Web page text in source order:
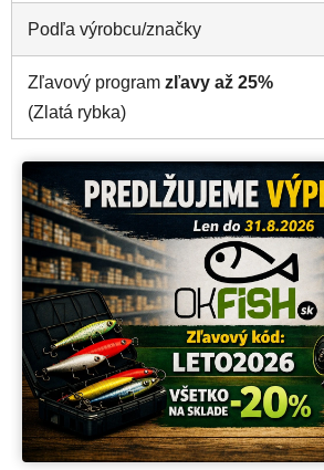
Podľa výrobcu/značky
Zľavový program zľavy až 25%
(Zlatá rybka)
Vitajte v OKfish
Predchádzajúce